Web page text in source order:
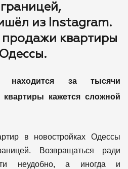
из Instagram.
продажи квартиры
находится за тысячи
кажется сложной
в новостройках Одессы
Возвращаться ради
неудобно, а иногда и